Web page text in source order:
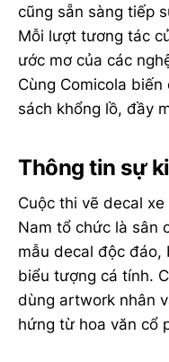
cũng sẵn sàng tiếp
Mỗi lượt tương tác
ước mơ của các
Cùng Comicola
sách khổng lồ, đầy
Thông tin sự
Cuộc thi vẽ decal
Nam tổ chức là sân
mẫu decal độc đáo,
biểu tượng cá tính.
dùng artwork nhân
hứng từ hoa văn cổ